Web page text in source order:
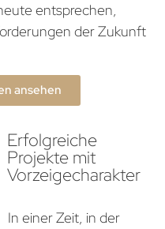
entsprechen,
der Zukunft
ansehen
Erfolgreiche
Projekte mit
Vorzeigecharakter
In einer Zeit, in der